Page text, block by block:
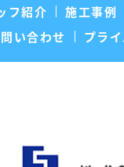
フ紹介 施工事例
い合わせ
プラ